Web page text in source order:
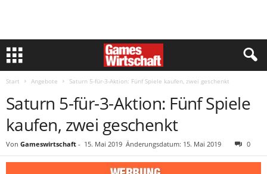
Start Angebote Saturn 5-für-3-Aktion: Fünf Spiele kaufen, zwei geschenkt
Saturn 5-für-3-Aktion: Fünf Spiele
kaufen, zwei geschenkt
Von Gameswirtschaft - 15. Mai 2019 Änderungsdatum: 15. Mai 2019 0